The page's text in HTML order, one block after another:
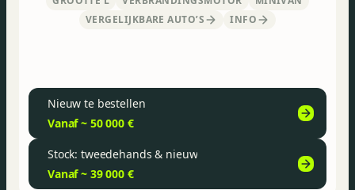
VERGELIJKBARE AUTO’S
INFO
Nieuw te bestellen
Vanaf ~ 50 000 €
Stock: tweedehands & nieuw
Vanaf ~ 39 000 €